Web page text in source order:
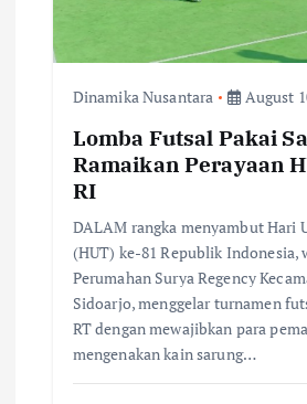
o Dinamika Nusantara August
Lomba Futsal Pakai
Ramaikan Perayaan
RI
DALAM rangka menyambut Hari
(HUT) ke-81 Republik Indonesia,
Perumahan Surya Regency
Sidoarjo, menggelar turnamen
RT dengan mewajibkan para
mengenakan kain sarung…